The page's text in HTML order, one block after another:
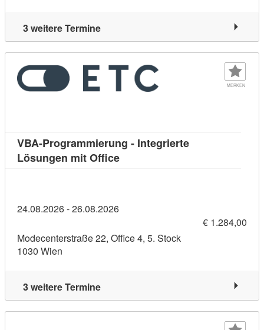
3 weitere Termine
MERKEN
VBA-Programmierung - Integrierte
Lösungen mit OfficeKursdetail: VBA-
24.08.2026 - 26.08.2026
€ 1.284,00
Modecenterstraße 22, Office 4, 5. Stock
1030 Wien
3 weitere Termine